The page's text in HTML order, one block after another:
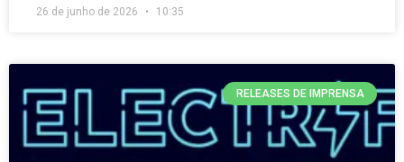
26 de junho de 2026 10:35
RELEASES DE IMPRENSA